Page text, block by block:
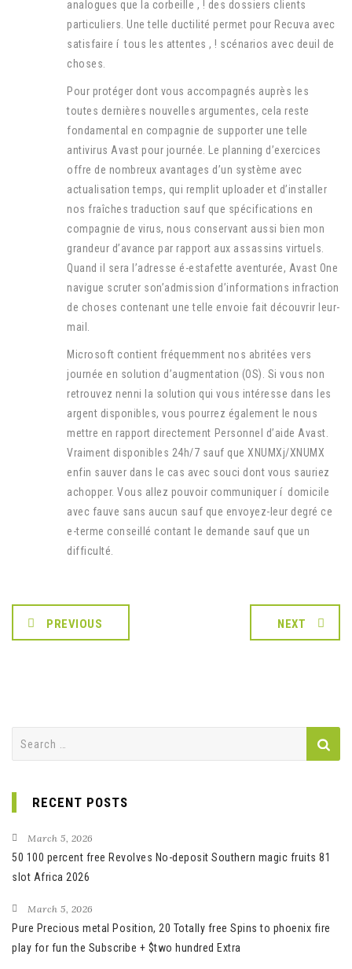
analogues que la corbeille , ! des dossiers clients
particuliers. Une telle ductilité permet pour Recuva avec
satisfaire í tous les attentes , ! scénarios avec deuil de
choses.
Pour protéger dont vous accompagnés auprès les
toutes dernières nouvelles argumentes, cela reste
fondamental en compagnie de supporter une telle
antivirus Avast pour journée. Le planning d’exercices
offre de nombreux avantages d’un système avec
actualisation temps, qui remplit uploader et d’installer
nos fraîches traduction sauf que spécifications en
compagnie de virus, nous conservant aussi bien mon
grandeur d’avance par rapport aux assassins virtuels.
Quand il sera l’adresse é-estafette aventurée, Avast One
navigue scruter son’admission d’informations infraction
de choses contenant une telle envoie fait découvrir leur-
mail.
Microsoft contient fréquemment nos abritées vers
journée en solution d’augmentation (OS). Si vous non
retrouvez nenni ‌la solution qui vous intéresse‌ dans les
argent disponibles, vous pourrez également le nous
mettre en rapport directement⁢ Personnel d’aide Avast.
‌Vraiment disponibles 24h/7 sauf que XNUMXj/XNUMX
enfin sauver dans le cas avec souci dont vous sauriez
achopper. Vous allez pouvoir communiquer í domicile
avec fauve sans aucun sauf que envoyez-leur degré ce
e-terme conseillé contant le demande sauf que un
difficulté.
PREVIOUS NEXT
RECENT POSTS
March 5, 2026
50 100 percent free Revolves No-deposit Southern magic fruits 81
slot Africa 2026
March 5, 2026
Pure Precious metal Position, 20 Totally free Spins to phoenix fire
play for fun the Subscribe + $two hundred Extra